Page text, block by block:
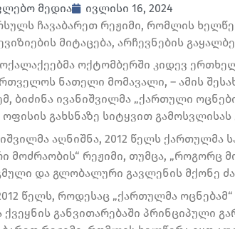
მედია
ივლისი 16, 2024
ჩავაბარეთ რეჟიმი, რომლის
მიტაცება, არჩევნების
ოქტომბერში კიდევ
ნათელი მომავალი, – ამის
ბიძინა ივანიშვილმა „ქართული
გახსნაზე სიტყვით გამოსვლისას
აღნიშნა, 2012 წელს ქართულმა
მოძრაობის“ რეჟიმი, თუმცა, „როგორც
და გლობალური გავლენის მქონე
წელს, როდესაც „ქართულმა
ქვეყნის განვითარებაში პრინციპული